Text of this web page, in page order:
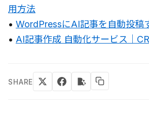
用方法
• WordPressにAI記事を自動投稿
• AI記事作成 自動化サービス｜
SHARE